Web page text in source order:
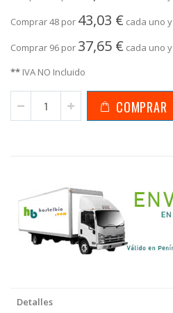
Comprar 48 por 43,03 € cada uno y
Comprar 96 por 37,65 € cada uno y
** IVA NO Incluido
COMPRAR
Detalles